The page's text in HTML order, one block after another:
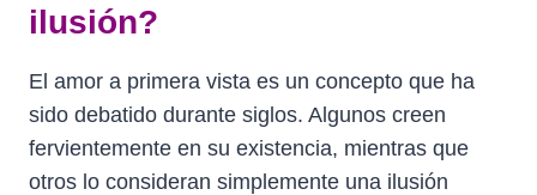
ilusión?
El amor a primera vista es un concepto que ha
sido debatido durante siglos. Algunos creen
fervientemente en su existencia, mientras que
otros lo consideran simplemente una ilusión